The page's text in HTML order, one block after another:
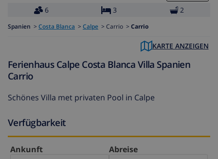
6
3 2
Spanien > Costa Blanca > Calpe > Carrio > Carrio
KARTE ANZEIGEN
Ferienhaus Calpe Costa Blanca Villa Spanien
Carrio
Schönes Villa met privaten Pool in Calpe
Verfügbarkeit
Ankunft Abreise